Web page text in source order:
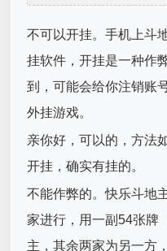
不可以开挂。手机上斗
挂软件，开挂是一种作
到，可能会给你注销账
外挂游戏。
亲你好，可以的，方法
开挂，确实有挂的。
不能作弊的。快乐斗地
家进行，用一副54张牌
主，其余两家为另一方